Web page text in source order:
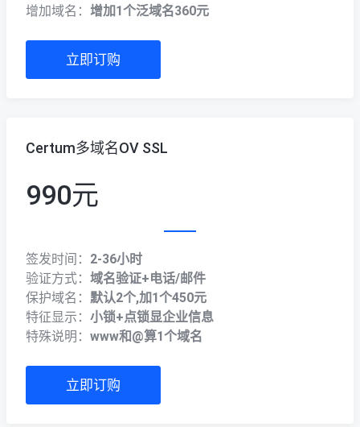
增加域名： 增加1个泛域名360元
立即订购
Certum多域名OV SSL
990元
签发时间： 2-36小时
验证方式： 域名验证+电话/邮件
保护域名： 默认2个,加1个450元
特征显示： 小锁+点锁显企业信息
特殊说明： www和@算1个域名
立即订购